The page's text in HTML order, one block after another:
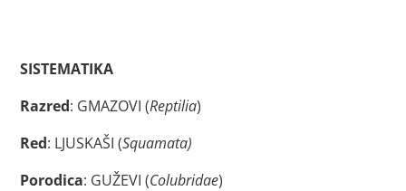
SISTEMATIKA
Razred: GMAZOVI (Reptilia)
Red: LJUSKAŠI (Squamata)
Porodica: GUŽEVI (Colubridae)